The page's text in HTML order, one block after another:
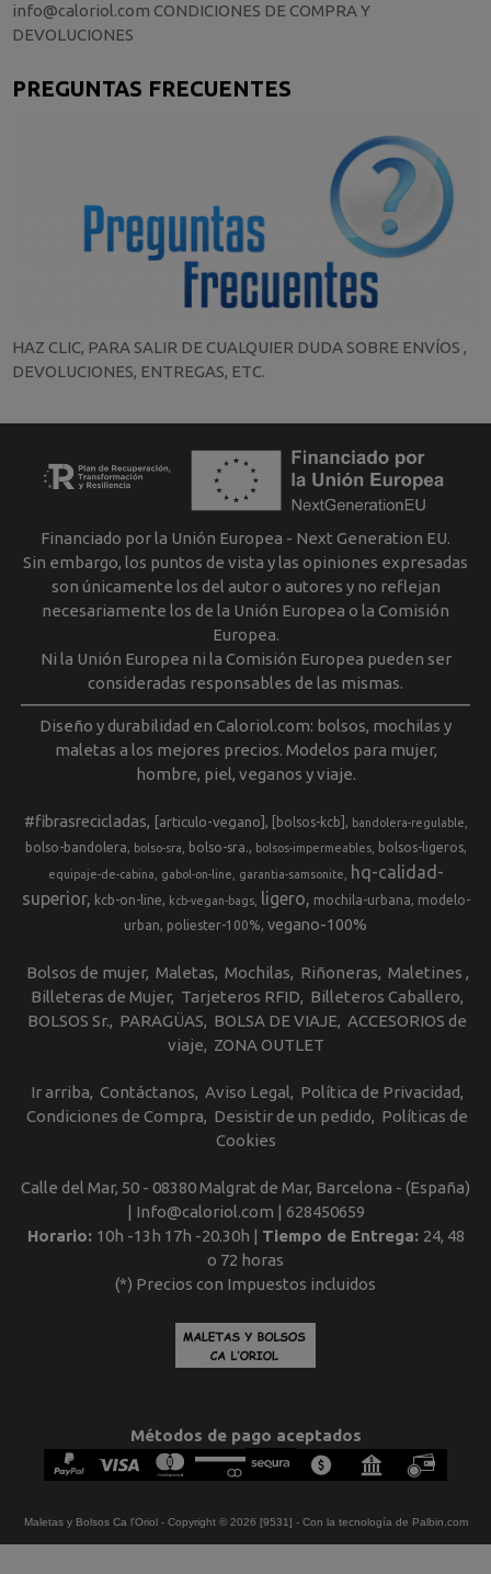
info@caloriol.com CONDICIONES DE COMPRA Y
DEVOLUCIONES
PREGUNTAS FRECUENTES
HAZ CLIC, PARA SALIR DE CUALQUIER DUDA SOBRE ENVÍOS ,
DEVOLUCIONES, ENTREGAS, ETC.
Financiado por la Unión Europea - Next Generation EU.
Sin embargo, los puntos de vista y las opiniones expresadas
son únicamente los del autor o autores y no reflejan
necesariamente los de la Unión Europea o la Comisión
Europea.
Ni la Unión Europea ni la Comisión Europea pueden ser
consideradas responsables de las mismas.
Diseño y durabilidad en Caloriol.com: bolsos, mochilas y
maletas a los mejores precios. Modelos para mujer,
hombre, piel, veganos y viaje.
#fibrasrecicladas [articulo-vegano] [bolsos-kcb] bandolera-regulable
bolso-bandolera bolso-sra bolso-sra. bolsos-impermeables bolsos-ligeros
equipaje-de-cabina gabol-on-line garantia-samsonite
hq-calidad-
superior
kcb-on-line kcb-vegan-bags ligero mochila-urbana
modelo-
urban
poliester-100% vegano-100%
Bolsos de mujer Maletas Mochilas Riñoneras Maletines
Billeteras de Mujer Tarjeteros RFID
Billeteros Caballero
BOLSOS Sr.
PARAGÜAS BOLSA DE VIAJE ACCESORIOS de
viaje
ZONA OUTLET
Ir arriba Contáctanos Aviso Legal
Política de Privacidad
Condiciones de Compra
Desistir de un pedido
Políticas de
Cookies
Calle del Mar, 50 - 08380 Malgrat de Mar, Barcelona - (España)
| Info@caloriol.com | 628450659
Horario: 10h -13h 17h -20.30h | Tiempo de Entrega: 24, 48
o 72 horas
(*) Precios con Impuestos incluidos
Métodos de pago aceptados
Maletas y Bolsos Ca l'Oriol- Copyright © 2026 [9531] - Con la tecnología de Palbin.com